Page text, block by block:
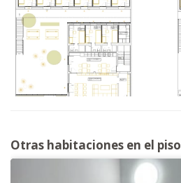
Otras habitaciones en el piso